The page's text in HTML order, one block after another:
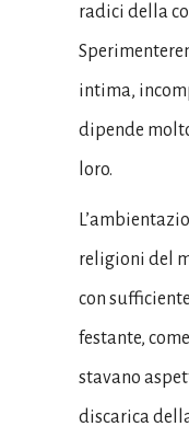
radici della
intima,
dipende
loro.
religioni del
con
festante,
stavano
discarica